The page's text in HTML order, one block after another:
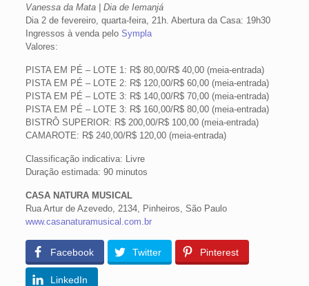
Vanessa da Mata | Dia de Iemanjá
Dia 2 de fevereiro, quarta-feira, 21h. Abertura da Casa: 19h30
Ingressos à venda pelo Sympla
Valores:
PISTA EM PÉ – LOTE 1: R$ 80,00/R$ 40,00 (meia-entrada)
PISTA EM PÉ – LOTE 2: R$ 120,00/R$ 60,00 (meia-entrada)
PISTA EM PÉ – LOTE 3: R$ 140,00/R$ 70,00 (meia-entrada)
PISTA EM PÉ – LOTE 3: R$ 160,00/R$ 80,00 (meia-entrada)
BISTRÔ SUPERIOR: R$ 200,00/R$ 100,00 (meia-entrada)
CAMAROTE: R$ 240,00/R$ 120,00 (meia-entrada)
Classificação indicativa: Livre
Duração estimada: 90 minutos
CASA NATURA MUSICAL
Rua Artur de Azevedo, 2134, Pinheiros, São Paulo
www.casanaturamusical.com.br
Facebook Twitter Pinterest
LinkedIn